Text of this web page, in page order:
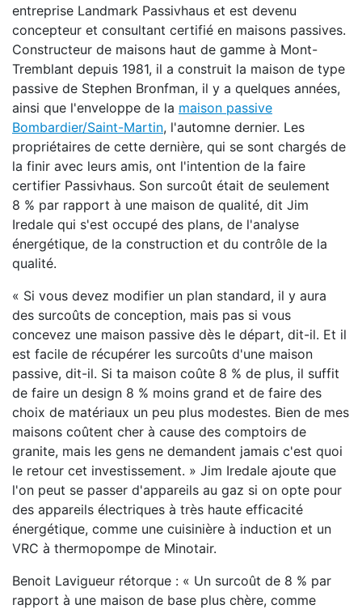
entreprise Landmark Passivhaus et est devenu
concepteur et consultant certifié en maisons passives.
Constructeur de maisons haut de gamme à Mont-
Tremblant depuis 1981, il a construit la maison de type
passive de Stephen Bronfman, il y a quelques années,
ainsi que l'enveloppe de la maison passive
Bombardier/Saint-Martin, l'automne dernier. Les
propriétaires de cette dernière, qui se sont chargés de
la finir avec leurs amis, ont l'intention de la faire
certifier Passivhaus. Son surcoût était de seulement
8 % par rapport à une maison de qualité, dit Jim
Iredale qui s'est occupé des plans, de l'analyse
énergétique, de la construction et du contrôle de la
qualité.
« Si vous devez modifier un plan standard, il y aura
des surcoûts de conception, mais pas si vous
concevez une maison passive dès le départ, dit-il. Et il
est facile de récupérer les surcoûts d'une maison
passive, dit-il. Si ta maison coûte 8 % de plus, il suffit
de faire un design 8 % moins grand et de faire des
choix de matériaux un peu plus modestes. Bien de mes
maisons coûtent cher à cause des comptoirs de
granite, mais les gens ne demandent jamais c'est quoi
le retour cet investissement. » Jim Iredale ajoute que
l'on peut se passer d'appareils au gaz si on opte pour
des appareils électriques à très haute efficacité
énergétique, comme une cuisinière à induction et un
VRC à thermopompe de Minotair.
Benoit Lavigueur rétorque : « Un surcoût de 8 % par
rapport à une maison de base plus chère, comme